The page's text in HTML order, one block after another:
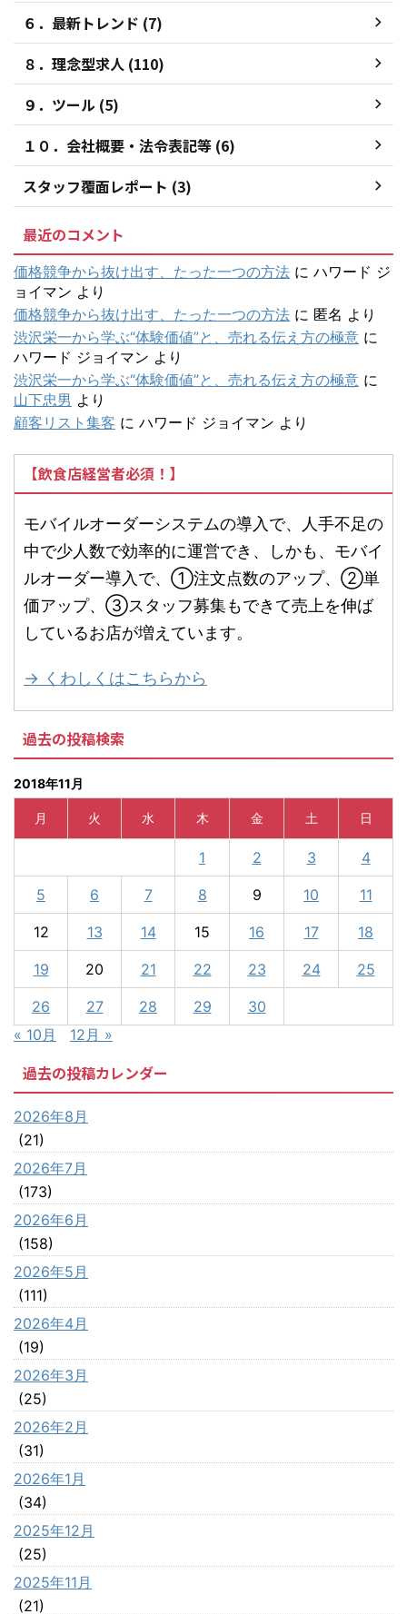
６．最新トレンド (7)
８．理念型求人 (110)
９．ツール (5)
１０．会社概要・法令表記等 (6)
スタッフ覆面レポート (3)
最近のコメント
価格競争から抜け出す、たった一つの方法 に ハワード ジ
ョイマン より
価格競争から抜け出す、たった一つの方法 に 匿名 より
渋沢栄一から学ぶ“体験価値”と、売れる伝え方の極意 に
ハワード ジョイマン より
渋沢栄一から学ぶ“体験価値”と、売れる伝え方の極意 に
山下忠男 より
顧客リスト集客 に ハワード ジョイマン より
【飲食店経営者必須！】
モバイルオーダーシステムの導入で、人手不足の
中で少人数で効率的に運営でき、しかも、モバイ
ルオーダー導入で、①注文点数のアップ、②単
価アップ、③スタッフ募集もできて売上を伸ば
しているお店が増えています。
→ くわしくはこちらから
過去の投稿検索
2018年11月
月 火 水 木 金 土 日
1 2 3 4
5 6 7 8 9 10 11
12 13 14 15 16 17 18
19 20 21 22 23 24 25
26 27 28 29
30
« 10月
12月 »
過去の投稿カレンダー
2026年8月
(21)
2026年7月
(173)
2026年6月
(158)
2026年5月
(111)
2026年4月
(19)
2026年3月
(25)
2026年2月
(31)
2026年1月
(34)
2025年12月
(25)
2025年11月
(21)